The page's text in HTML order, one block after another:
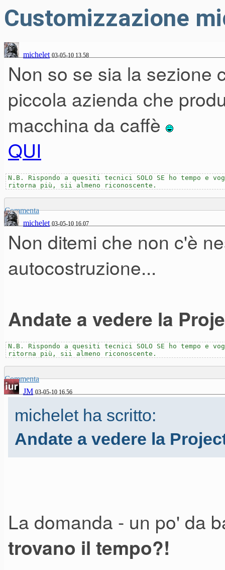
Customizzazione
michelet 03-05-10 13.58
Non so se sia la sezione
piccola azienda che
macchina da caffè
QUI
N.B. Rispondo a quesiti tecnici SOLO SE ho tempo e
ritorna più, sii almeno riconoscente.
Commenta
michelet 03-05-10 16.07
Non ditemi che non c'è
autocostruzione...
Andate a vedere la
N.B. Rispondo a quesiti tecnici SOLO SE ho tempo e
ritorna più, sii almeno riconoscente.
Commenta
JM 03-05-10 16.56
michelet ha scritto:
Andate a vedere la
La domanda - un po' da
trovano il tempo?!